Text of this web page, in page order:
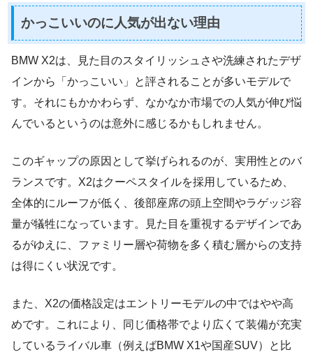
かっこいいのに人気が出ない理由
BMW X2は、見た目のスタイリッシュさや洗練されたデザ
インから「かっこいい」と評されることが多いモデルで
す。それにもかかわらず、なかなか市場での人気が伸び悩
んでいるというのは意外に感じるかもしれません。
このギャップの原因として挙げられるのが、実用性とのバ
ランスです。X2はクーペスタイルを採用しているため、
全体的にルーフが低く、後部座席の頭上空間やラゲッジ容
量が犠牲になっています。見た目を重視するデザインであ
るがゆえに、ファミリー層や荷物を多く積む層からの支持
は得にくい状況です。
また、X2の価格設定はエントリーモデルの中ではやや高
めです。これにより、同じ価格帯でより広くて装備が充実
しているライバル車（例えばBMW X1や国産SUV）と比